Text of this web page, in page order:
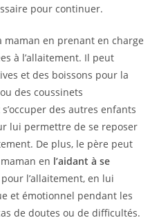
pour continuer.
en prenant en charge
à l’allaitement. Il peut
et des boissons pour la
des coussinets
des autres enfants
lui permettre de se reposer
De plus, le père peut
en l’aidant à se
l’allaitement, en lui
et émotionnel pendant les
de doutes ou de difficultés.